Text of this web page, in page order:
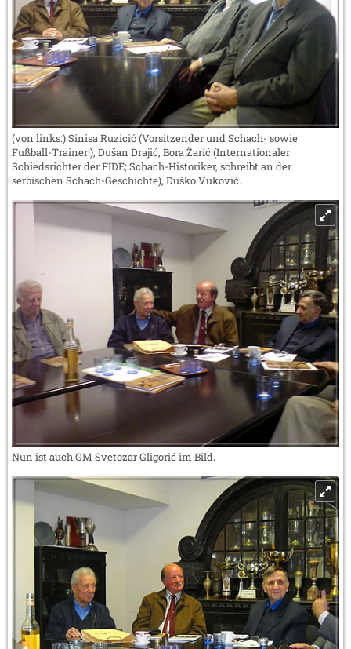
(von links:) Sinisa Ruzicić (Vorsitzender und Schach- sowie
Fußball-Trainer!), Dušan Drajić, Bora Žarić (Internationaler
Schiedsrichter der FIDE; Schach-Historiker, schreibt an der
serbischen Schach-Geschichte), Duško Vuković.
Nun ist auch GM Svetozar Gligorić im Bild.